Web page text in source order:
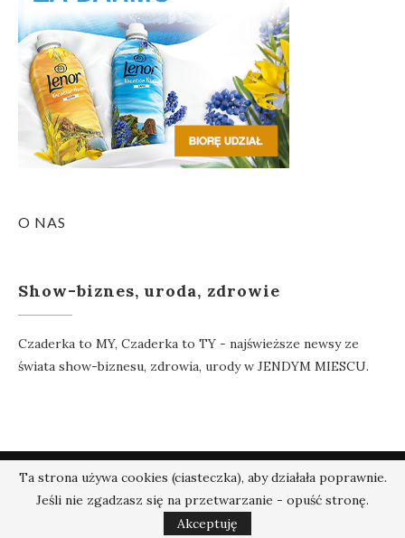
O NAS
Show-biznes, uroda, zdrowie
Czaderka to MY, Czaderka to TY - najświeższe newsy ze
świata show-biznesu, zdrowia, urody w JENDYM MIESCU.
@2018 - Czaderka.pl. Wszelkie prawa zastrzeżone.
W GÓRĘ
Ta strona używa cookies (ciasteczka), aby działała poprawnie.
Jeśli nie zgadzasz się na przetwarzanie - opuść stronę.
Akceptuję